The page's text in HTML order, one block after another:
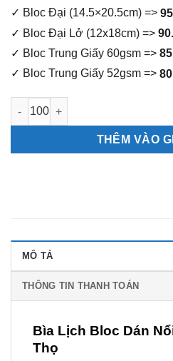
✓ Bloc Đại (14.5×20.5cm) =>
✓ Bloc Đại Lở (12x18cm) =>
✓ Bloc Trung Giấy 60gsm =>
✓ Bloc Trung Giấy 52gsm =>
Bìa Lịch Bloc Dán Nổi 3D Phúc
THÊM VÀO
MÔ TẢ
THÔNG TIN THANH TOÁN
Bìa Lịch Bloc Dán
Thọ